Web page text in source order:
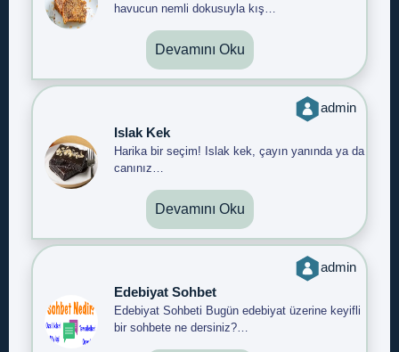
havucun nemli dokusuyla kış…
Devamını Oku
admin
Islak Kek
Harika bir seçim! Islak kek, çayın yanında ya da
canınız…
Devamını Oku
admin
Edebiyat Sohbet
Edebiyat Sohbeti Bugün edebiyat üzerine keyifli
bir sohbete ne dersiniz?…